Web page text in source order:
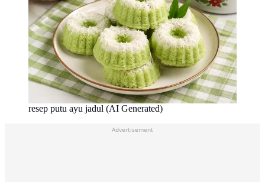
resep putu ayu jadul (AI Generated)
Advertisement